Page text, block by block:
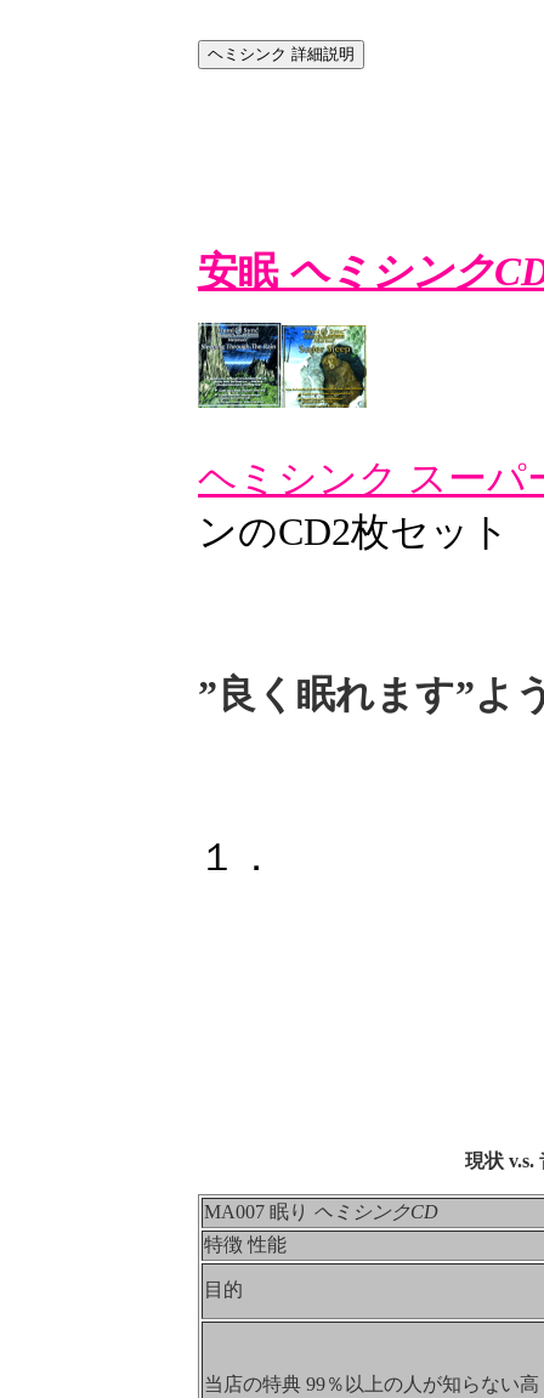
安眠 ヘミシンク
ヘミシンク スーパ
ンのCD2枚セット
”良く眠れます”よ
１．
現状
MA007 眠り ヘミシンクCD
特徴 性能
目的
当店の特典 99％以上の人が知らない高